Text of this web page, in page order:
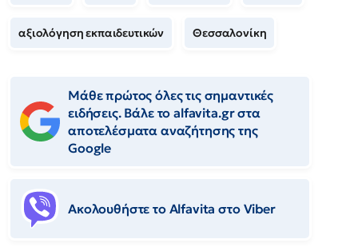
αξιολόγηση εκπαιδευτικών Θεσσαλονίκη
Μάθε πρώτος όλες τις σημαντικές
ειδήσεις. Βάλε το alfavita.gr στα
αποτελέσματα αναζήτησης της
Google
Ακολουθήστε το Αlfavita στο Viber